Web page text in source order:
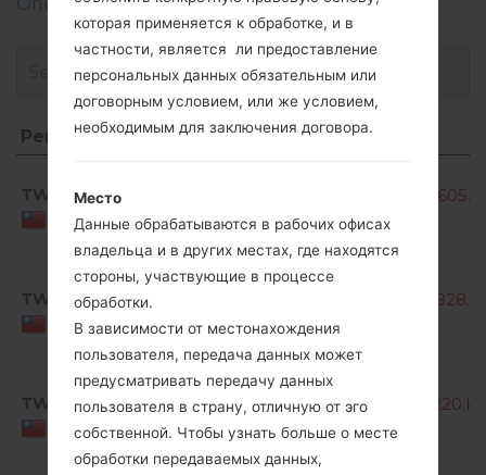
Регион
Название файла
TWN
Taiwan
TWN
Taiwan
TWN
Taiwan
которая применяется к обработке, и в
частности, является ли предоставление
персональных данных обязательным или
договорным условием, или же условием,
необходимым для заключения договора.
Место
Данные обрабатываются в рабочих офисах
владельца и в других местах, где находятся
стороны, участвующие в процессе
обработки.
В зависимости от местонахождения
пользователя, передача данных может
предусматривать передачу данных
пользователя в страну, отличную от эго
собственной. Чтобы узнать больше о месте
обработки передаваемых данных,